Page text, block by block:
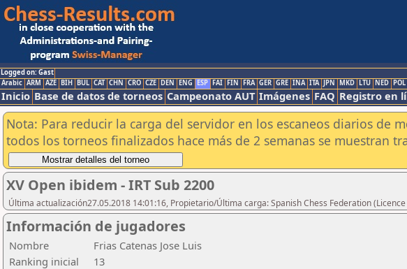
Logged on: Gast
Arabic ARM AZE BIH BUL CAT CHN CRO CZE DEN ENG ESP FAI FIN FRA GER GRE INA ITA JPN MKD LTU NED POL
Inicio Base de datos de torneos Campeonato AUT Imágenes FAQ Registro en
Nota: Para reducir la carga del servidor en los escaneos diarios de
todos los torneos finalizados hace más de 2 semanas se muestran
XV Open ibidem - IRT Sub 2200
Última actualización27.05.2018 14:01:16, Propietario/Última carga: Spanish Chess Federation (Licence
Información de jugadores
Nombre
Frias Catenas Jose Luis
Ranking inicial
13